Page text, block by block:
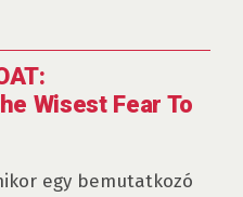
Wisest Fear To
egy bemutatkozó